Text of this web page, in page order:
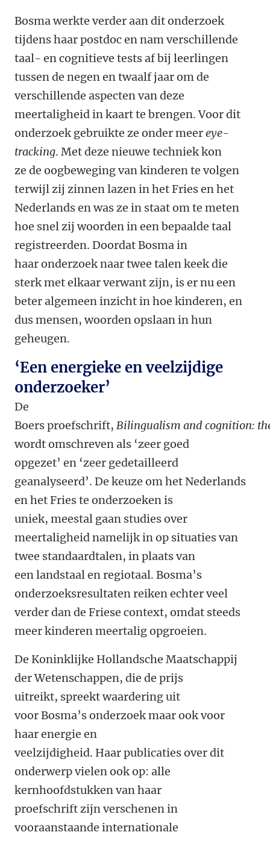
Bosma werkte verder aan dit onderzoek
tijdens haar postdoc en nam verschillende
taal- en cognitieve tests af bij leerlingen
tussen de negen en twaalf jaar om de
verschillende aspecten van deze
meertaligheid in kaart te brengen. Voor dit
onderzoek gebruikte ze onder meereye-
tracking. Met deze nieuwe techniek kon
ze de oogbeweging van kinderen te volgen
terwijl zij zinnen lazen in het Fries en het
Nederlands en was ze in staat om te meten
hoe snel zij woorden in een bepaalde taal
registreerden. Doordat Bosma in
haar onderzoek naar twee talen keek die
sterk met elkaar verwant zijn, is er nu een
beter algemeen inzicht in hoe kinderen, en
dus mensen, woorden opslaan in hun
geheugen.
‘Een energieke en veelzijdige
onderzoeker’
De
Boers proefschrift, Bilingualism and cognition:
wordt omschreven als ‘zeer goed
opgezet’ en ‘zeer gedetailleerd
geanalyseerd’. De keuze om het Nederlands
en het Fries te onderzoeken is
uniek, meestal gaan studies over
meertaligheid namelijk in op situaties van
twee standaardtalen, in plaats van
een landstaal en regiotaal. Bosma’s
onderzoeksresultaten reiken echter veel
verder dan de Friese context, omdat steeds
meer kinderen meertalig opgroeien.
De Koninklijke Hollandsche Maatschappij
der Wetenschappen, die de prijs
uitreikt, spreekt waardering uit
voor Bosma’s onderzoek maar ook voor
haar energie en
veelzijdigheid. Haar publicaties over dit
onderwerp vielen ook op: alle
kernhoofdstukken van haar
proefschrift zijn verschenen in
vooraanstaande internationale